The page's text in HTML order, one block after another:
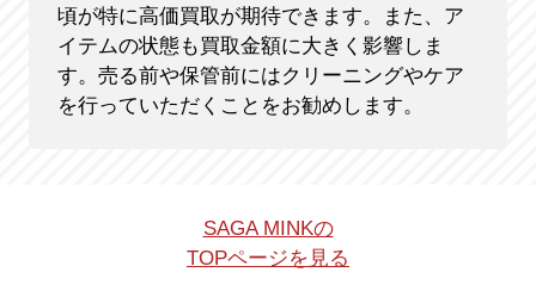
頃が特に高価買取が期待できます。また、ア
イテムの状態も買取金額に大きく影響しま
す。売る前や保管前にはクリーニングやケア
を行っていただくことをお勧めします。
SAGA MINKの
TOPページを見る